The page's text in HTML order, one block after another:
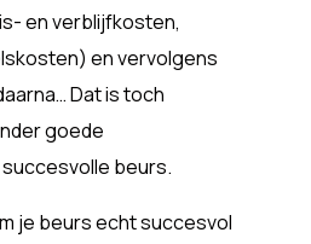
en verblijfkosten,
en vervolgens
Dat is toch
goede
beurs.
je beurs echt succesvol